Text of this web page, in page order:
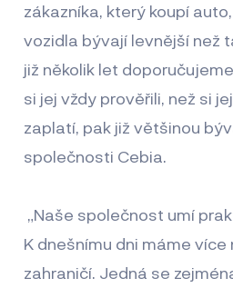
zákazníka, který koupí
vozidla bývají levnější než
již několik let
si jej vždy prověřili, než si
zaplatí, pak již většinou
společnosti Cebia.
„Naše společnost umí
K dnešnímu dni máme
zahraničí. Jedná se